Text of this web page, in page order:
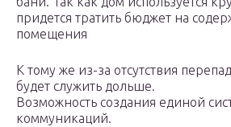
придется тратить бюджет на
помещения
К тому же из-за отсутствия
будет служить дольше.
Возможность создания единой
коммуникаций.